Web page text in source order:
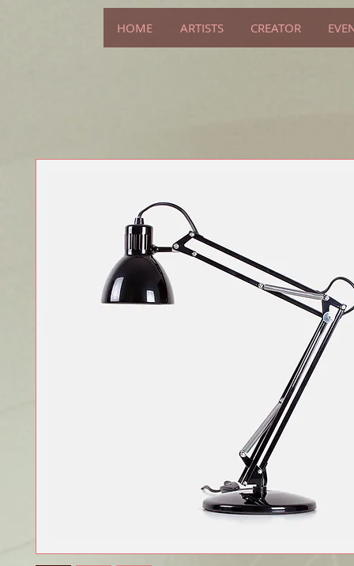
HOME ARTISTS CREATOR